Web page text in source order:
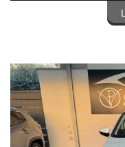
FB: Special Auto di
Instagram:
IMMEDIATA.
Siamo aperti anche il
Possibile finanziamento in
senza anticipo.